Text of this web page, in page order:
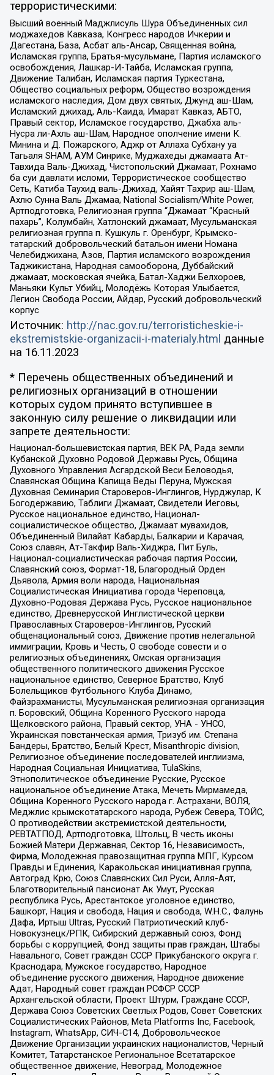
террористическими:
Высший военный Маджлисуль Шура Объединенных сил
моджахедов Кавказа, Конгресс народов Ичкерии и
Дагестана, База, Асбат аль-Ансар, Священная война,
Исламская группа, Братья-мусульмане, Партия исламского
освобождения, Лашкар-И-Тайба, Исламская группа,
Движение Талибан, Исламская партия Туркестана,
Общество социальных реформ, Общество возрождения
исламского наследия, Дом двух святых, Джунд аш-Шам,
Исламский джихад, Аль-Каида, Имарат Кавказ, АБТО,
Правый сектор, Исламское государство, Джабха аль-
Нусра ли-Ахль аш-Шам, Народное ополчение имени К.
Минина и Д. Пожарского, Аджр от Аллаха Субхану уа
Тагьаля SHAM, АУМ Синрике, Муджахеды джамаата Ат-
Тавхида Валь-Джихад, Чистопольский Джамаат, Рохнамо
ба суи давлати исломи, Террористическое сообщество
Сеть, Катиба Таухид валь-Джихад, Хайят Тахрир аш-Шам,
Ахлю Сунна Валь Джамаа, National Socialism/White Power,
Артподготовка, Религиозная группа “Джамаат “Красный
пахарь”, Колумбайн, Хатлонский джамаат, Мусульманская
религиозная группа п. Кушкуль г. Оренбург, Крымско-
татарский добровольческий батальон имени Номана
Челебиджихана, Азов, Партия исламского возрождения
Таджикистана, Народная самооборона, Дуббайский
джамаат, московская ячейка, Батал-Хаджи Белхороев,
Маньяки Культ Убийц, Молодёжь Которая Улыбается,
Легион Свобода России, Айдар, Русский добровольческий
корпус
Источник: http://nac.gov.ru/terroristicheskie-i-
ekstremistskie-organizacii-i-materialy.html данные
на 16.11.2023
* Перечень общественных объединений и
религиозных организаций в отношении
которых судом принято вступившее в
законную силу решение о ликвидации или
запрете деятельности:
Национал-большевистская партия, ВЕК РА, Рада земли
Кубанской Духовно Родовой Державы Русь, Община
Духовного Управления Асгардской Веси Беловодья,
Славянская Община Капища Веды Перуна, Мужская
Духовная Семинария Староверов-Инглингов, Нурджулар, К
Богодержавию, Таблиги Джамаат, Свидетели Иеговы,
Русское национальное единство, Национал-
социалистическое общество, Джамаат мувахидов,
Объединенный Вилайат Кабарды, Балкарии и Карачая,
Союз славян, Ат-Такфир Валь-Хиджра, Пит Буль,
Национал-социалистическая рабочая партия России,
Славянский союз, Формат-18, Благородный Орден
Дьявола, Армия воли народа, Национальная
Социалистическая Инициатива города Череповца,
Духовно-Родовая Держава Русь, Русское национальное
единство, Древнерусской Инглистической церкви
Православных Староверов-Инглингов, Русский
общенациональный союз, Движение против нелегальной
иммиграции, Кровь и Честь, О свободе совести и о
религиозных объединениях, Омская организация
общественного политического движения Русское
национальное единство, Северное Братство, Клуб
Болельщиков Футбольного Клуба Динамо,
Файзрахманисты, Мусульманская религиозная организация
п. Боровский, Община Коренного Русского народа
Щелковского района, Правый сектор, УНА - УНСО,
Украинская повстанческая армия, Тризуб им. Степана
Бандеры, Братство, Белый Крест, Misanthropic division,
Религиозное объединение последователей инглиизма,
Народная Социальная Инициатива, TulaSkins,
Этнополитическое объединение Русские, Русское
национальное объединение Атака, Мечеть Мирмамеда,
Община Коренного Русского народа г. Астрахани, ВОЛЯ,
Меджлис крымскотатарского народа, Рубеж Севера, ТОЙС,
О противодействии экстремистской деятельности,
РЕВТАТПОД, Артподготовка, Штольц, В честь иконы
Божией Матери Державная, Сектор 16, Независимость,
Фирма, Молодежная правозащитная группа МПГ, Курсом
Правды и Единения, Каракольская инициативная группа,
Автоград Крю, Союз Славянских Сил Руси, Алля-Аят,
Благотворительный пансионат Ак Умут, Русская
республика Русь, Арестантское уголовное единство,
Башкорт, Нация и свобода, Нация и свобода, W.H.С., Фалунь
Дафа, Иртыш Ultras, Русский Патриотический клуб-
Новокузнецк/РПК, Сибирский державный союз, Фонд
борьбы с коррупцией, Фонд защиты прав граждан, Штабы
Навального, Совет граждан СССР Прикубанского округа г.
Краснодара, Мужское государство, Народное
объединение русского движения, Народное движение
Адат, Народный совет граждан РСФСР СССР
Архангельской области, Проект Штурм, Граждане СССР,
Держава Союз Советских Светлых Родов, Совет Советских
Социалистических Районов, Meta Platforms Inc, Facebook,
Instagram, WhatsApp, СИЧ-С14, Добровольческое
Движение Организации украинских националистов, Черный
Комитет, Татарстанское Региональное Всетатарское
общественное движение, Невоград, Молодежное